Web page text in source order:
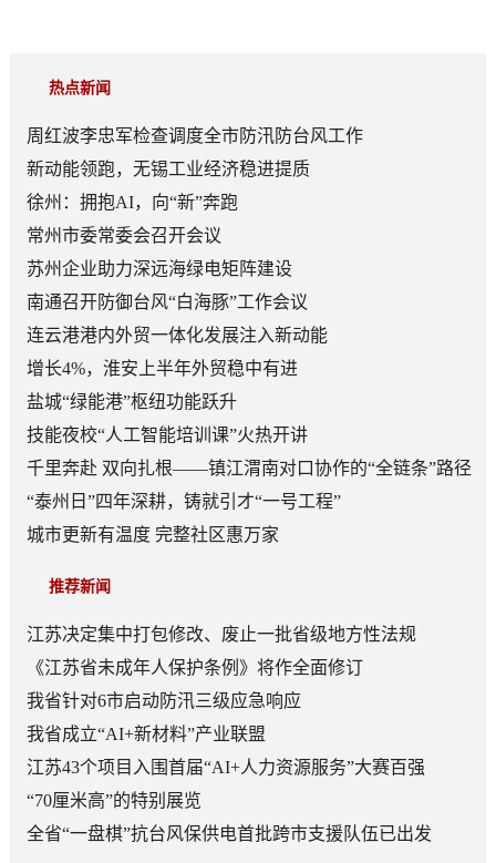
热点新闻
周红波李忠军检查调度全市防汛防台风工作
新动能领跑，无锡工业经济稳进提质
徐州：拥抱AI，向“新”奔跑
常州市委常委会召开会议
苏州企业助力深远海绿电矩阵建设
南通召开防御台风“白海豚”工作会议
连云港港内外贸一体化发展注入新动能
增长4%，淮安上半年外贸稳中有进
盐城“绿能港”枢纽功能跃升
技能夜校“人工智能培训课”火热开讲
千里奔赴 双向扎根——镇江渭南对口协作的“全链条”路径
“泰州日”四年深耕，铸就引才“一号工程”
城市更新有温度 完整社区惠万家
推荐新闻
江苏决定集中打包修改、废止一批省级地方性法规
《江苏省未成年人保护条例》将作全面修订
我省针对6市启动防汛三级应急响应
我省成立“AI+新材料”产业联盟
江苏43个项目入围首届“AI+人力资源服务”大赛百强
“70厘米高”的特别展览
全省“一盘棋”抗台风保供电首批跨市支援队伍已出发